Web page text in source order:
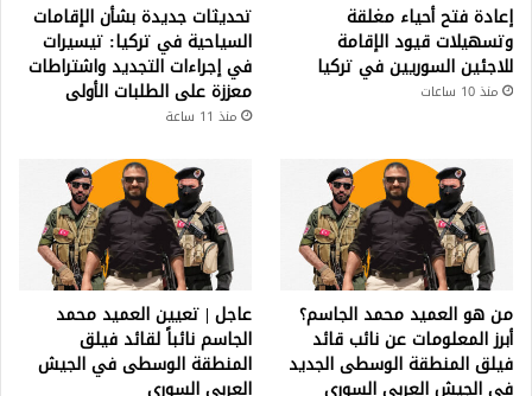
إعادة فتح أحياء مغلقة
وتسهيلات قيود الإقامة
للاجئين السوريين في تركيا
منذ 10 ساعات
تحديثات جديدة بشأن الإقامات
السياحية في تركيا: تيسيرات
في إجراءات التجديد واشتراطات
معززة على الطلبات الأولى
منذ 11 ساعة
من هو العميد محمد الجاسم؟
أبرز المعلومات عن نائب قائد
فيلق المنطقة الوسطى الجديد
في الجيش العربي السوري
عاجل | تعيين العميد محمد
الجاسم نائباً لقائد فيلق
المنطقة الوسطى في الجيش
العربي السوري